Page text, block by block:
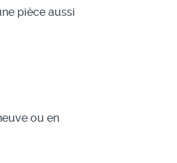
pièce aussi
ou en